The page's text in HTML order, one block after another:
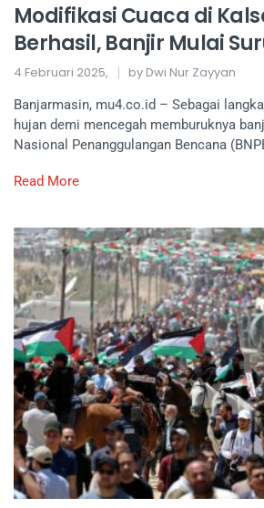
Modifikasi Cuaca di
Berhasil, Banjir Mulai
4 Februari 2025, by Dwi Nur Zayyan
Banjarmasin, mu4.co.id – Sebagai
hujan demi mencegah memburuknya
Nasional Penanggulangan Bencana
Read More